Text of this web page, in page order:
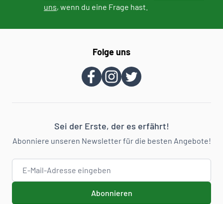
uns, wenn du eine Frage hast.
Folge uns
Sei der Erste, der es erfährt!
Abonniere unseren Newsletter für die besten Angebote!
E-Mail-Adresse
Abonnieren